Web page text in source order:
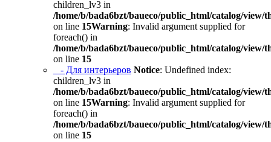
children_lv3 in
/home/b/bada6bzt/baueco/public_html/catalog/view/
on line 15Warning: Invalid argument supplied for
foreach() in
/home/b/bada6bzt/baueco/public_html/catalog/view/
on line 15
- Для интерьеров Notice: Undefined index:
children_lv3 in
/home/b/bada6bzt/baueco/public_html/catalog/view/
on line 15Warning: Invalid argument supplied for
foreach() in
/home/b/bada6bzt/baueco/public_html/catalog/view/
on line 15